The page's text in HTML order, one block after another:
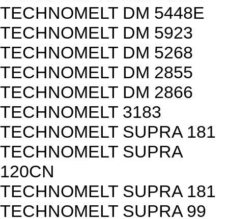
TECHNOMELT DM 5448E
TECHNOMELT DM 5923
TECHNOMELT DM 5268
TECHNOMELT DM 2855
TECHNOMELT DM 2866
TECHNOMELT 3183
TECHNOMELT SUPRA 181
TECHNOMELT SUPRA
120CN
TECHNOMELT SUPRA 181
TECHNOMELT SUPRA 99